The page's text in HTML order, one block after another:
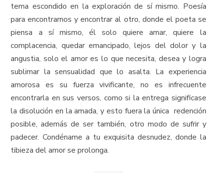
tema escondido en la exploración de sí mismo. Poesía
para encontrarnos y encontrar al otro, donde el poeta se
piensa a sí mismo, él solo quiere amar, quiere la
complacencia, quedar emancipado, lejos del dolor y la
angustia, solo el amor es lo que necesita, desea y logra
sublimar la sensualidad que lo asalta. La experiencia
amorosa es su fuerza vivificante, no es infrecuente
encontrarla en sus versos, como si la entrega significase
la disolución en la amada, y esto fuera la única redención
posible, además de ser también, otro modo de sufrir y
padecer. Condéname a tu exquisita desnudez, donde la
tibieza del amor se prolonga.